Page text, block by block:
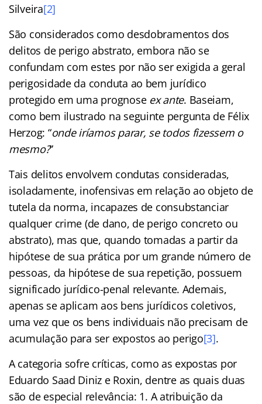
Silveira[2]
São considerados como desdobramentos dos
delitos de perigo abstrato, embora não se
confundam com estes por não ser exigida a geral
perigosidade da conduta ao bem jurídico
protegido em uma prognose ex ante. Baseiam,
como bem ilustrado na seguinte pergunta de Félix
Herzog: “onde iríamos parar, se todos fizessem o
mesmo?”
Tais delitos envolvem condutas consideradas,
isoladamente, inofensivas em relação ao objeto de
tutela da norma, incapazes de consubstanciar
qualquer crime (de dano, de perigo concreto ou
abstrato), mas que, quando tomadas a partir da
hipótese de sua prática por um grande número de
pessoas, da hipótese de sua repetição, possuem
significado jurídico-penal relevante. Ademais,
apenas se aplicam aos bens jurídicos coletivos,
uma vez que os bens individuais não precisam de
acumulação para ser expostos ao perigo[3].
A categoria sofre críticas, como as expostas por
Eduardo Saad Diniz e Roxin, dentre as quais duas
são de especial relevância: 1. A atribuição da